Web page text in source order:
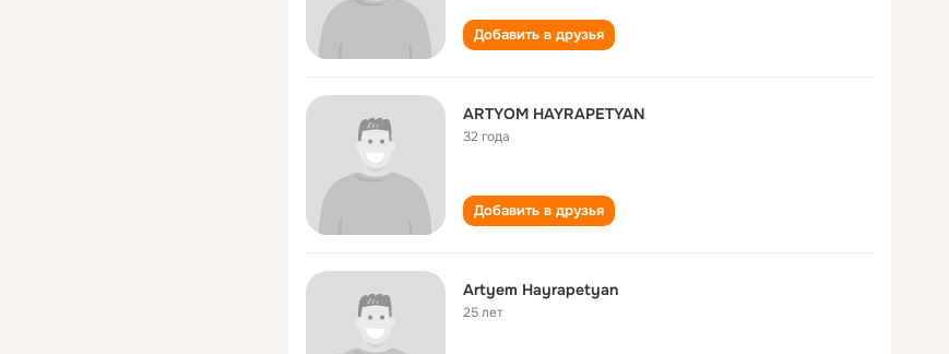
Добавить в друзья
ARTYOM HAYRAPETYAN
32 года
Добавить в друзья
Artyem Hayrapetyan
25 лет